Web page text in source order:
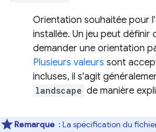
Orientation souhaitée pour
installée. Un jeu peut définir
demander une orientation
Plusieurs valeurs sont
incluses, il s'agit
landscape de manière
Remarque : La spécification du